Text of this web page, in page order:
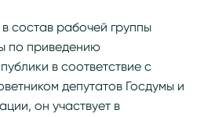
состав рабочей группы
по приведению
в соответствие с
депутатов Госдумы и
он участвует в